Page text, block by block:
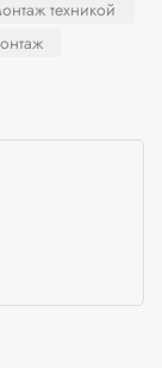
техникой